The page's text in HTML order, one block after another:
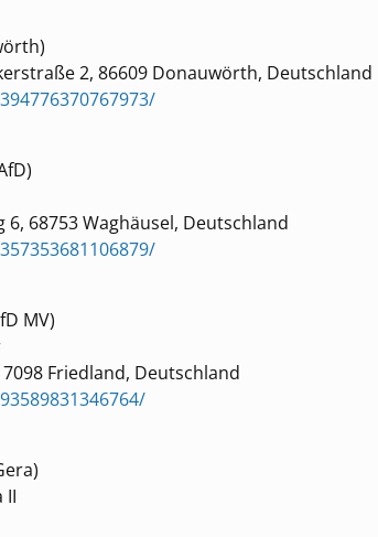
2, 86609 Donauwörth, Deutschland
68753 Waghäusel, Deutschland
MV)
Friedland, Deutschland
II